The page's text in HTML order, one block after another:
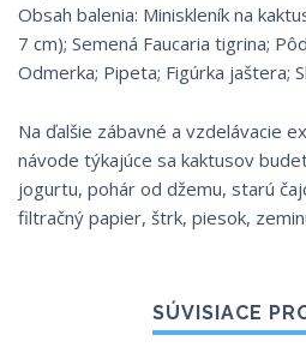
Obsah balenia: Miniskleník na
7 cm); Semená Faucaria tigrina;
Odmerka; Pipeta; Figúrka jaštera;
Na ďalšie zábavné a vzdelávacie
návode týkajúce sa kaktusov
jogurtu, pohár od džemu, starú
filtračný papier, štrk, piesok,
SÚVISIACE